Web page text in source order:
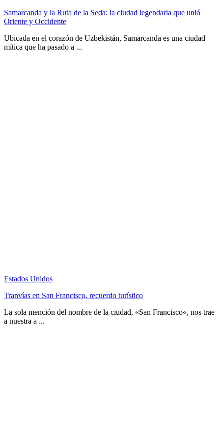
Samarcanda y la Ruta de la Seda: la ciudad legendaria que unió
Oriente y Occidente
Ubicada en el corazón de Uzbekistán, Samarcanda es una ciudad
mítica que ha pasado a ...
Estados Unidos
Tranvías en San Francisco, recuerdo turístico
La sola mención del nombre de la ciudad, «San Francisco«, nos trae
a nuestra a ...